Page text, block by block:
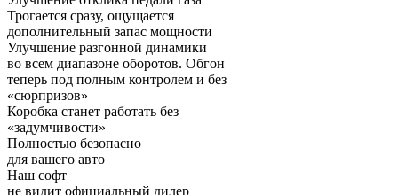
Трогается сразу, ощущается
дополнительный запас мощности
Улучшение разгонной динамики
во всем диапазоне оборотов. Обгон
теперь под полным контролем и без
«сюрпризов»
Коробка станет работать без
«задумчивости»
Полностью безопасно
для вашего авто
Наш софт
не видит официальный дилер